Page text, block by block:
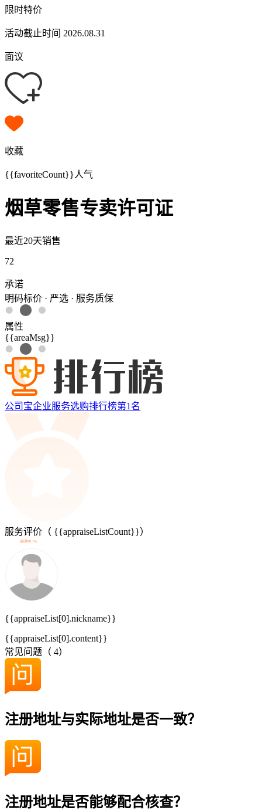
限时特价
活动截止时间 2026.08.31
面议
收藏
{{favoriteCount}}人气
烟草零售专卖许可证
最近20天销售
72
承诺
明码标价 · 严选 · 服务质保
属性
{{areaMsg}}
公司宝企业服务选购排行榜第1 名
服务评价（ {{appraiseListCount}}）
好评99.1%
{{appraiseList[0].nickname}}
{{appraiseList[0].content}}
常见问题（ 4）
注册地址与实际地址是否一致？
注册地址是否能够配合核查？